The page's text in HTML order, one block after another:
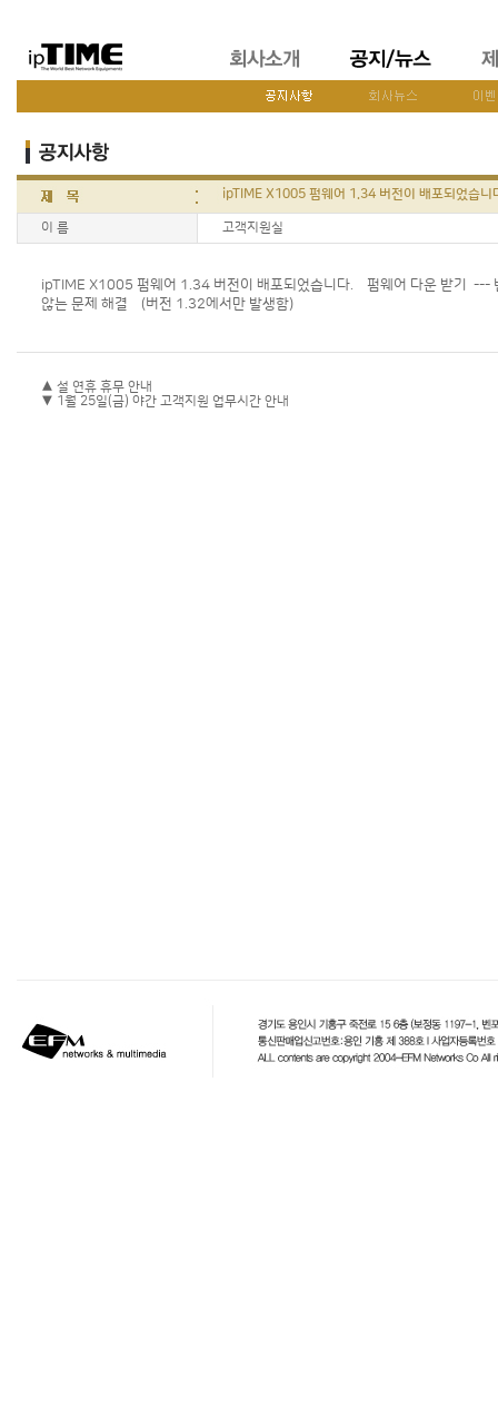
ipTIME X1005 펌웨어 1.34 버전이 배포되었습니
이 름 고객지원실
ipTIME X1005 펌웨어 1.34 버전이 배포되었습니다. 펌웨어 다운 받기 ---
않는 문제 해결 (버전 1.32에서만 발생함)
▲ 설 연휴 휴무 안내
▼ 1월 25일(금) 야간 고객지원 업무시간 안내